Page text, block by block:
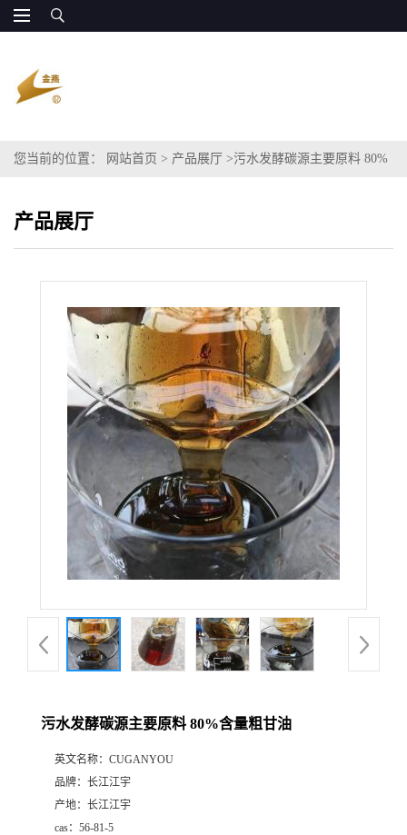
您当前的位置： 网站首页 > 产品展厅 >污水发酵碳源主要原料 80%
产品展厅
污水发酵碳源主要原料 80%含量粗甘油
英文名称： CUGANYOU
品牌： 长江江宇
产地： 长江江宇
cas： 56-81-5